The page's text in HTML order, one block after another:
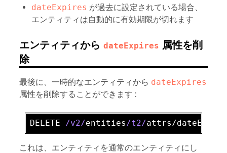
dateExpires が過去に設定されている場合、
エンティティは自動的に有効期限が切れます
エンティティから dateExpires 属性を削
除
最後に、一時的なエンティティから dateExpires
属性を削除することができます :
DELETE /v2/entities/t2/
これは、エンティティを通常のエンティティにし